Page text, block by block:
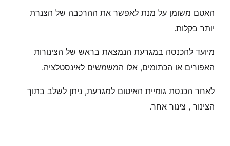
האטם משומן על מנת לאפשר את ההרכבה של הצנרת
יותר בקלות.
מיועד להכנסה במגרעת הנמצאת בראש של הצינורות
האפורים או הכתומים, אלו המשמשים לאינסטלציה.
לאחר הכנסת גומיית האיטום למגרעת, ניתן לשלב בתוך
הצינור , צינור אחר.